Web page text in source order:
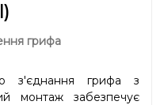
грифа
з'єднання грифа з
монтаж забезпечує